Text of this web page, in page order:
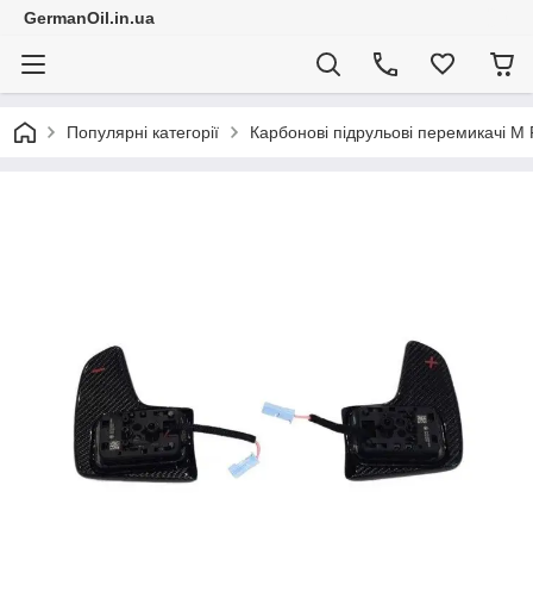
GermanOil.in.ua
Популярні категорії Карбонові підрульові перемикачі